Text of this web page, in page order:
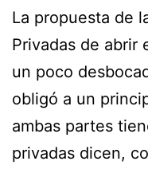
La propuesta de
Privadas de abrir
un poco
obligó a un
ambas partes
privadas dicen,